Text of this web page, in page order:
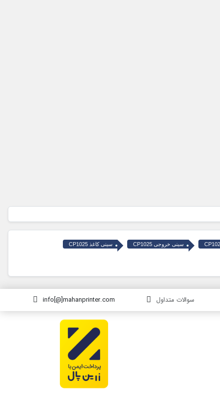
سینی خروجی CP1025 سینی کاغذ CP1025
info[@]mahanprinter.com سوالات متداول